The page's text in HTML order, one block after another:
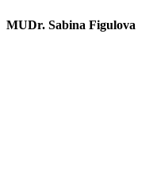
MUDr. Sabina Figulova